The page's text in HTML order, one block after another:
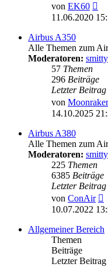
von EK60
11.06.2020
Airbus A350
Alle Themen zum
Moderatoren: smitty
57 Themen
296 Beiträge
Letzter Beitrag
von Moonraker
14.10.2025
Airbus A380
Alle Themen zum
Moderatoren: smitty
225 Themen
6385 Beiträge
Letzter Beitrag
von ConAir
10.07.2022
Allgemeiner Bereich
Themen
Beiträge
Letzter Beitrag